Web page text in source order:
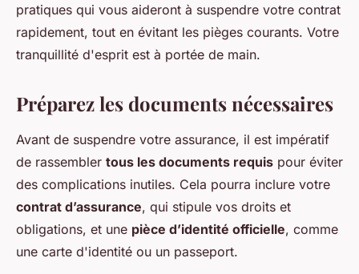
pratiques qui vous aideront à suspendre votre contrat
rapidement, tout en évitant les pièges courants. Votre
tranquillité d'esprit est à portée de main.
Préparez les documents nécessaires
Avant de suspendre votre assurance, il est impératif
de rassembler tous les documents requis pour éviter
des complications inutiles. Cela pourra inclure votre
contrat d’assurance, qui stipule vos droits et
obligations, et une pièce d’identité officielle, comme
une carte d'identité ou un passeport.